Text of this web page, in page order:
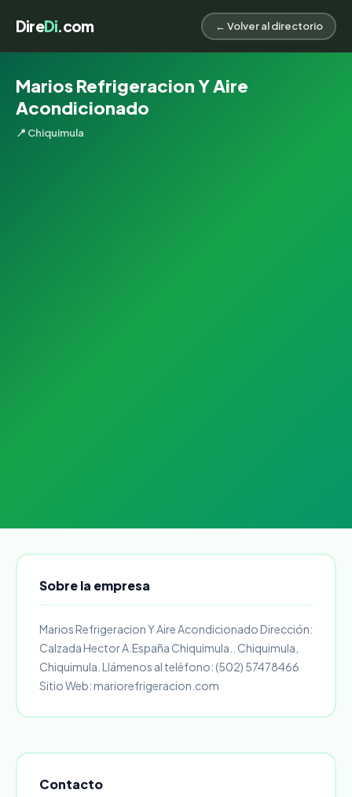
DireDi.com ← Volver al directorio
Marios Refrigeracion Y Aire
Acondicionado
📍 Chiquimula
Sobre la empresa
Marios Refrigeracion Y Aire Acondicionado Dirección:
Calzada Hector A.España Chiquimula.. Chiquimula,
Chiquimula. Llámenos al teléfono: (502) 57478466
Sitio Web: mariorefrigeracion.com
Contacto